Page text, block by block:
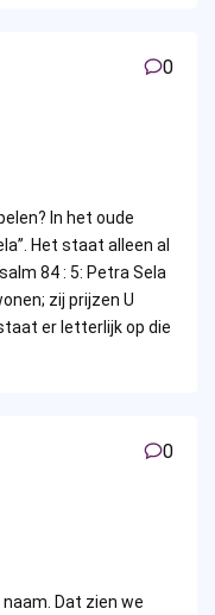
0
In het oude
Het staat alleen al
84 : 5: Petra Sela
zij prijzen U
er letterlijk op die
0
Dat zien we